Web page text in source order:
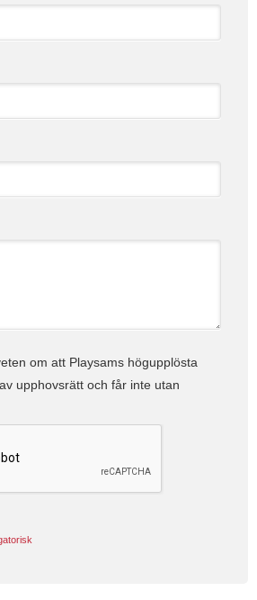
om att Playsams högupplösta
upphovsrätt och får inte utan